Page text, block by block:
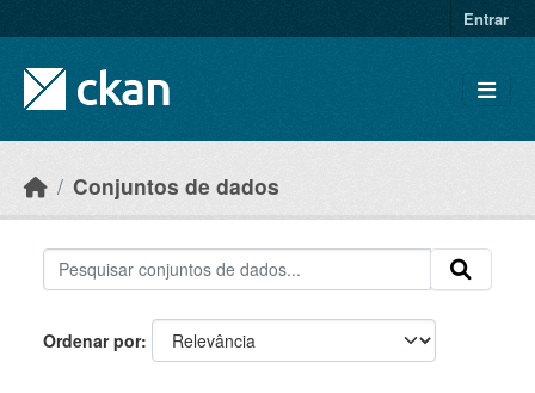
Entrar
Conjuntos de dados
Ordenar por